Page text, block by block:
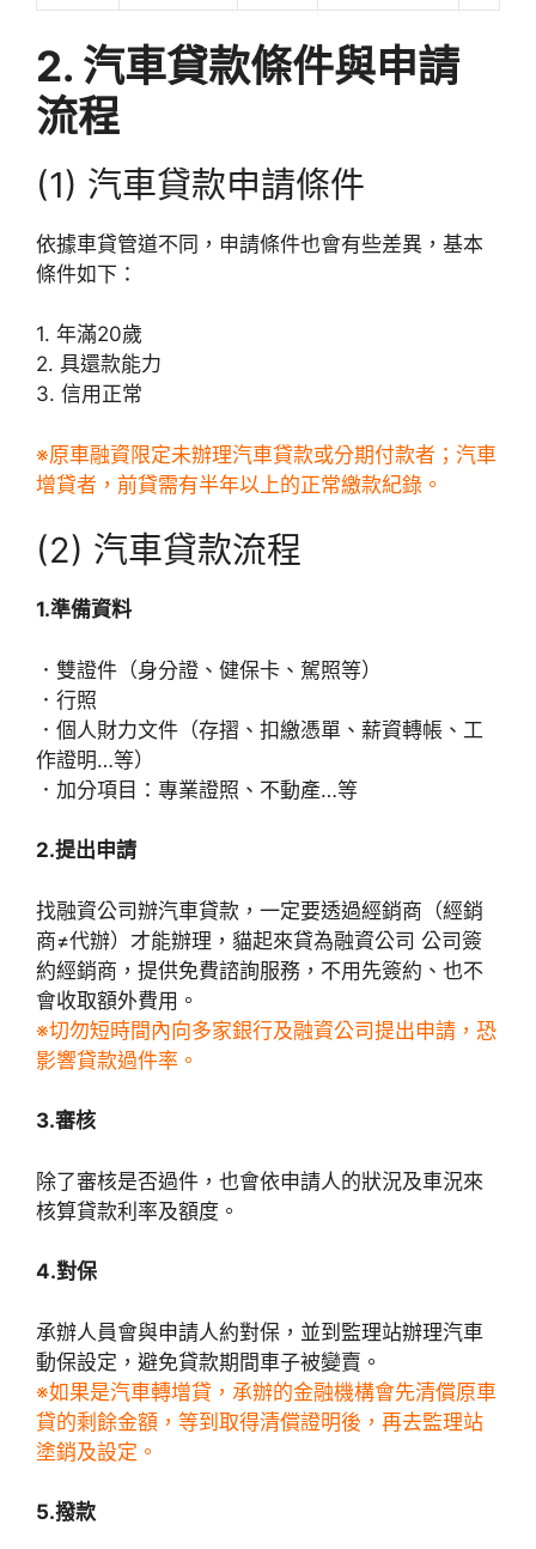
2. 汽車貸款條件與申請
流程
(1) 汽車貸款申請條件
依據車貸管道不同，申請條件也會有些差異，基本
條件如下：
1. 年滿20歲
2. 具還款能力
3. 信用正常
※原車融資限定未辦理汽車貸款或分期付款者；汽車
增貸者，前貸需有半年以上的正常繳款紀錄。
(2) 汽車貸款流程
1.準備資料
．雙證件（身分證、健保卡、駕照等）
．行照
．個人財力文件（存摺、扣繳憑單、薪資轉帳、工
作證明…等）
．加分項目：專業證照、不動產…等
2.提出申請
找融資公司辦汽車貸款，一定要透過經銷商（經銷
商≠代辦）才能辦理，貓起來貸為融資公司 公司簽
約經銷商，提供免費諮詢服務，不用先簽約、也不
會收取額外費用。
※切勿短時間內向多家銀行及融資公司提出申請，恐
影響貸款過件率。
3.審核
除了審核是否過件，也會依申請人的狀況及車況來
核算貸款利率及額度。
4.對保
承辦人員會與申請人約對保，並到監理站辦理汽車
動保設定，避免貸款期間車子被變賣。
※如果是汽車轉增貸，承辦的金融機構會先清償原車
貸的剩餘金額，等到取得清償證明後，再去監理站
塗銷及設定。
5.撥款